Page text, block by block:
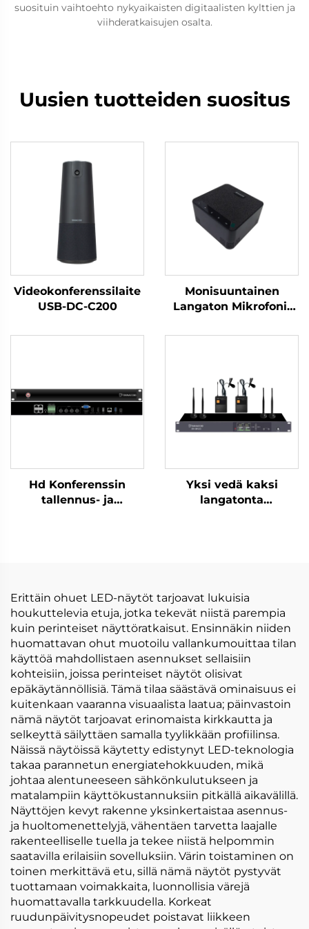
suosituin vaihtoehto nykyaikaisten digitaalisten kylttien ja
viihderatkaisujen osalta.
Uusien tuotteiden suositus
Videokonferenssilaite
USB-DC-C200
Monisuuntainen
Langaton Mikrofoni-
Hd Konferenssin
tallennus- ja
Yksi vedä kaksi
langatonta
Erittäin ohuet LED-näytöt tarjoavat lukuisia
houkuttelevia etuja, jotka tekevät niistä parempia
kuin perinteiset näyttöratkaisut. Ensinnäkin niiden
huomattavan ohut muotoilu vallankumouittaa tilan
käyttöä mahdollistaen asennukset sellaisiin
kohteisiin, joissa perinteiset näytöt olisivat
epäkäytännöllisiä. Tämä tilaa säästävä ominaisuus ei
kuitenkaan vaaranna visuaalista laatua; päinvastoin
nämä näytöt tarjoavat erinomaista kirkkautta ja
selkeyttä säilyttäen samalla tyylikkään profiilinsa.
Näissä näytöissä käytetty edistynyt LED-teknologia
takaa parannetun energiatehokkuuden, mikä
johtaa alentuneeseen sähkönkulutukseen ja
matalampiin käyttökustannuksiin pitkällä aikavälillä.
Näyttöjen kevyt rakenne yksinkertaistaa asennus-
ja huoltomenettelyjä, vähentäen tarvetta laajalle
rakenteelliselle tuella ja tekee niistä helpommin
saatavilla erilaisiin sovelluksiin. Värin toistaminen on
toinen merkittävä etu, sillä nämä näytöt pystyvät
tuottamaan voimakkaita, luonnollisia värejä
huomattavalla tarkkuudella. Korkeat
ruudunpäivitysnopeudet poistavat liikkeen